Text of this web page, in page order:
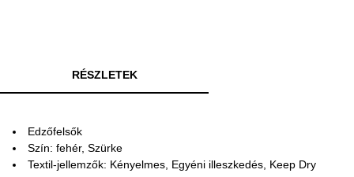
RÉSZLETEK
Edzőfelsők
Szín: fehér, Szürke
Textil-jellemzők: Kényelmes, Egyéni illeszkedés, Keep Dry